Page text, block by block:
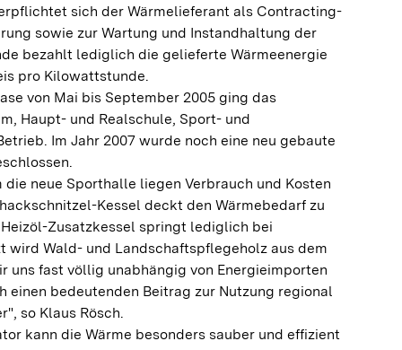
sich der Wärmelieferant als Contracting-
sowie zur Wartung und Instandhaltung der
bezahlt lediglich die gelieferte Wärmeenergie
pro Kilowattstunde.
von Mai bis September 2005 ging das
Haupt- und Realschule, Sport- und
Im Jahr 2007 wurde noch eine neu gebaute
neue Sporthalle liegen Verbrauch und Kosten
Kessel deckt den Wärmebedarf zu
Zusatzkessel springt lediglich bei
wird Wald- und Landschaftspflegeholz aus dem
uns fast völlig unabhängig von Energieimporten
einen bedeutenden Beitrag zur Nutzung regional
so Klaus Rösch.
kann die Wärme besonders sauber und effizient